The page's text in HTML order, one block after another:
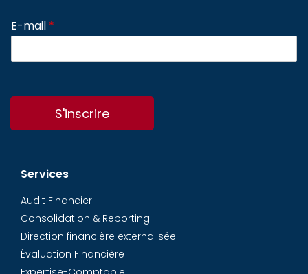
E-mail *
S'inscrire
Services
Audit Financier
Consolidation & Reporting
Direction financière externalisée
Évaluation Financière